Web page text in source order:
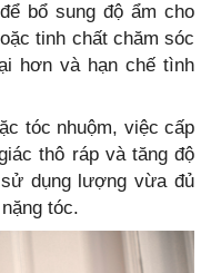
bổ sung độ ẩm cho
tinh chất chăm sóc
hơn và hạn chế tình
tóc nhuộm, việc cấp
thô ráp và tăng độ
dụng lượng vừa đủ
tóc.